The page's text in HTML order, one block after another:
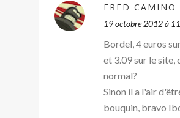
FRED CAMINO
19 octobre 2012 à
Bordel, 4 euros
et 3.09 sur le site,
normal?
Sinon il a l'air
bouquin, bravo